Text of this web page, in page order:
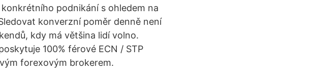
podnikání s ohledem na
konverzní poměr denně není
kdy má většina lidí volno.
100% férové ECN / STP
forexovým brokerem.